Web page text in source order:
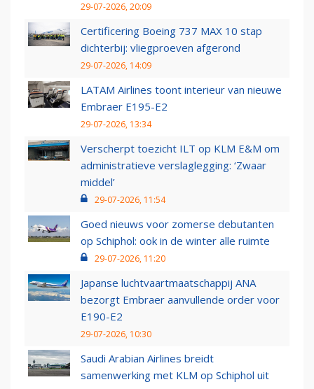
29-07-2026, 20:09
Certificering Boeing 737 MAX 10 stap
dichterbij: vliegproeven afgerond
29-07-2026, 14:09
LATAM Airlines toont interieur van nieuwe
Embraer E195-E2
29-07-2026, 13:34
Verscherpt toezicht ILT op KLM E&M om
administratieve verslaglegging: ‘Zwaar
middel’
29-07-2026, 11:54
Goed nieuws voor zomerse debutanten
op Schiphol: ook in de winter alle ruimte
29-07-2026, 11:20
Japanse luchtvaartmaatschappij ANA
bezorgt Embraer aanvullende order voor
E190-E2
29-07-2026, 10:30
Saudi Arabian Airlines breidt
samenwerking met KLM op Schiphol uit